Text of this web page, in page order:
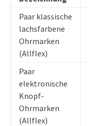
Paar klassische
lachsfarbene
Ohrmarken
(Allflex)
Paar
elektronische
Knopf-
Ohrmarken
(Allflex)